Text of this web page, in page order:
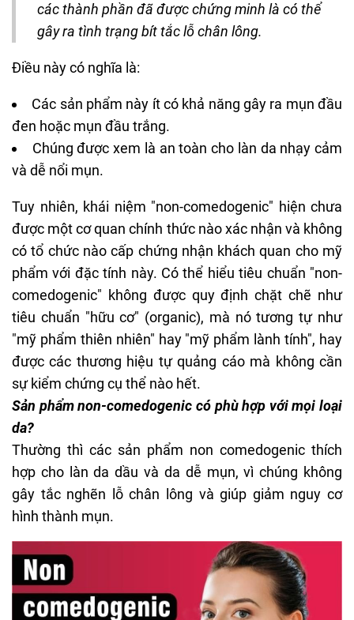
các thành phần đã được chứng minh là có thể
gây ra tình trạng bít tắc lỗ chân lông.
Điều này có nghĩa là:
Các sản phẩm này ít có khả năng gây ra mụn đầu
đen hoặc mụn đầu trắng.
Chúng được xem là an toàn cho làn da nhạy cảm
và dễ nổi mụn.
Tuy nhiên, khái niệm "non-comedogenic" hiện chưa
được một cơ quan chính thức nào xác nhận và không
có tổ chức nào cấp chứng nhận khách quan cho mỹ
phẩm với đặc tính này. Có thể hiểu tiêu chuẩn "non-
comedogenic" không được quy định chặt chẽ như
tiêu chuẩn "hữu cơ" (organic), mà nó tương tự như
"mỹ phẩm thiên nhiên" hay "mỹ phẩm lành tính", hay
được các thương hiệu tự quảng cáo mà không cần
sự kiểm chứng cụ thể nào hết.
Sản phẩm non-comedogenic có phù hợp với mọi loại
da?
Thường thì các sản phẩm non comedogenic thích
hợp cho làn da dầu và da dễ mụn, vì chúng không
gây tắc nghẽn lỗ chân lông và giúp giảm nguy cơ
hình thành mụn.